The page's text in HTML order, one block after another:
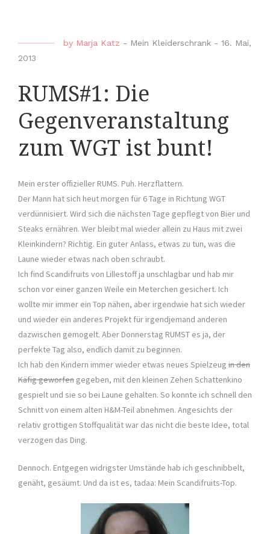
by Marja Katz - Mein Kleiderschrank - 16. Mai,
2013
RUMS#1: Die
Gegenveranstaltung
zum WGT ist bunt!
Mein erster offizieller RUMS. Puh. Herzflattern.
Der Mann hat sich heut morgen für 6 Tage in Richtung WGT
verdünnisiert. Wird sich die nächsten Tage gepflegt von Bier und
Steaks ernähren. Wer bleibt mal wieder allein zu Haus mit zwei
Kleinkindern? Richtig. Ein guter Anlass, etwas zu tun, was die
Laune wieder etwas nach oben schraubt.
Ich find Scandifruits von Lillestoff ja unschlagbar und hab mir
schon vor einer ganzen Weile ein Meterchen gesichert. Ich
wollte mir immer ein Top nähen, aber irgendwie hat sich wieder
und wieder ein anderes Projekt für irgendjemand anderen
dazwischen gemogelt. Aber Donnerstag RUMST es ja, der
perfekte Tag also, endlich damit zu beginnen.
Ich hab den Kindern immer wieder etwas neues Spielzeug in den
Käfig geworfen gegeben, mit den kleinen Zehen Schattenkino
gespielt und sie so bei Laune gehalten. So konnte ich schnell den
Schnitt von einem alten H&M-Teil abnehmen. Angesichts der
relativ grottigen Stoffqualität war das nicht die beste Idee, total
verzogen das Ding.
Dennoch. Entgegen widrigster Umstände hab ich geschnibbelt,
genäht, gesäumt. Und da ist es, tadaa: Mein Scandifruits-Top.